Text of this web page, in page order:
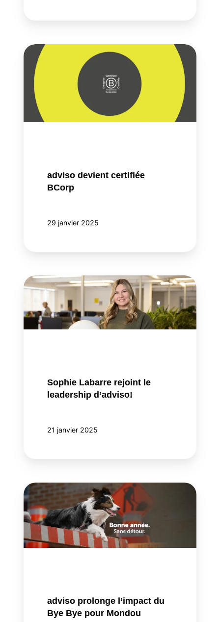
adviso
devient
certifiée
BCorp
adviso devient certifiée
BCorp
29 janvier 2025
Sophie
Labarre
rejoint
le
leadership
Sophie Labarre rejoint le
leadership d’adviso!
21 janvier 2025
adviso
prolonge
l’impact
du
Bye
Bye
adviso prolonge l’impact du
Bye Bye pour Mondou